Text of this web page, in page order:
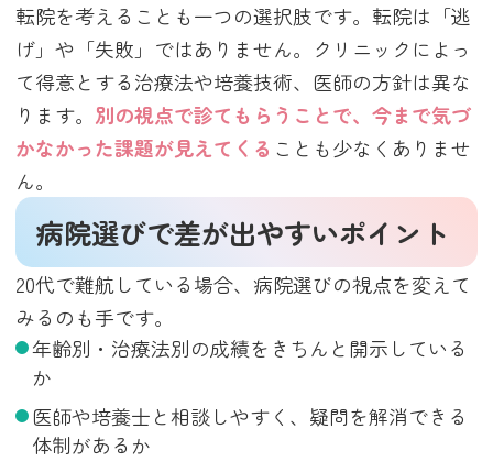
転院を考えることも一つの選択肢です。転院は「逃
げ」や「失敗」ではありません。クリニックによっ
て得意とする治療法や培養技術、医師の方針は異な
ります。 別の視点で診てもらうことで、今まで気づ
かなかった課題が見えてくる ことも少なくありませ
ん。
病院選びで差が出やすいポイント
20代で難航している場合、病院選びの視点を変えて
みるのも手です。
年齢別・治療法別の成績をきちんと開示している
か
医師や培養士と相談しやすく、疑問を解消できる
体制があるか